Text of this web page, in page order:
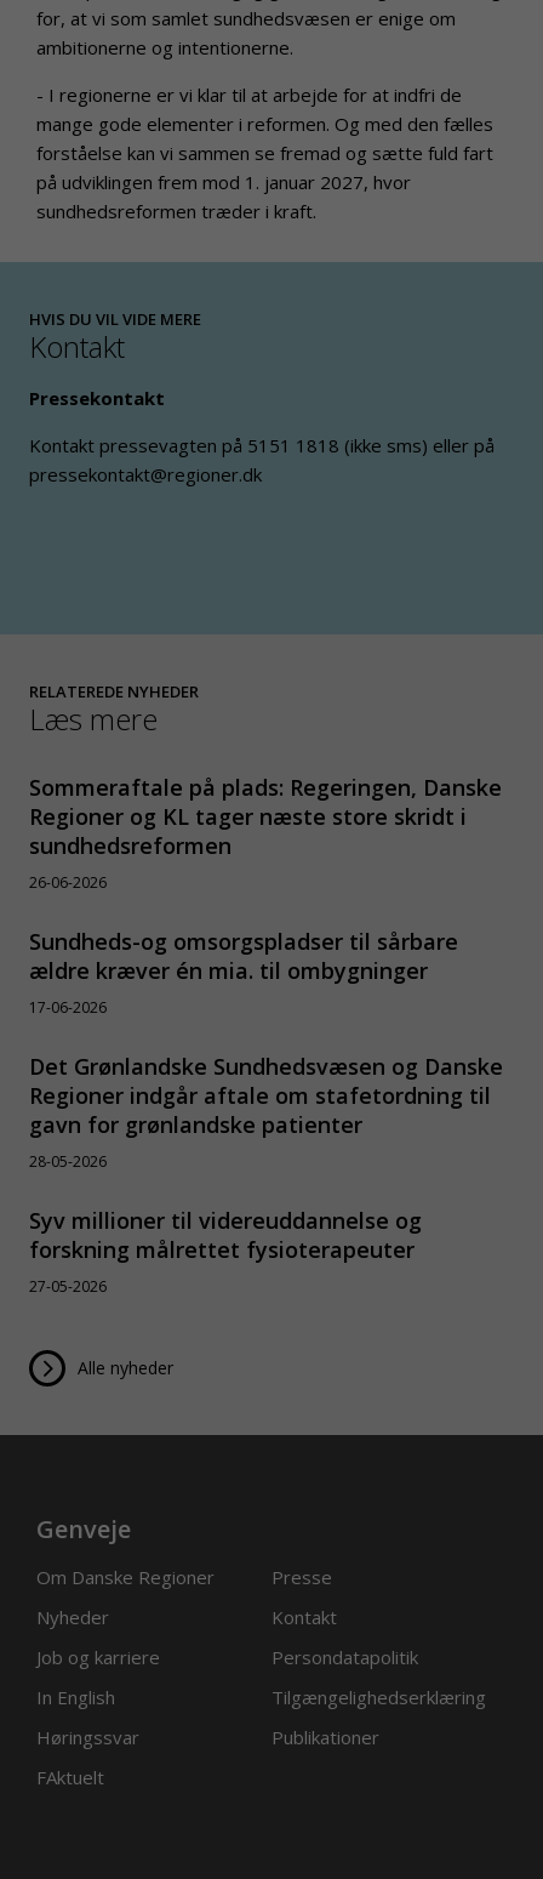
for, at vi som samlet sundhedsvæsen er enige om
ambitionerne og intentionerne.
- I regionerne er vi klar til at arbejde for at indfri de
mange gode elementer i reformen. Og med den fælles
forståelse kan vi sammen se fremad og sætte fuld fart
på udviklingen frem mod 1. januar 2027, hvor
sundhedsreformen træder i kraft.
HVIS DU VIL VIDE MERE
Kontakt
Pressekontakt
Kontakt pressevagten på 5151 1818 (ikke sms) eller på
pressekontakt@regioner.dk
RELATEREDE NYHEDER
Læs mere
Sommeraftale på plads: Regeringen, Danske
Regioner og KL tager næste store skridt i
sundhedsreformen
26-06-2026
Sundheds-og omsorgspladser til sårbare
ældre kræver én mia. til ombygninger
17-06-2026
Det Grønlandske Sundhedsvæsen og Danske
Regioner indgår aftale om stafetordning til
gavn for grønlandske patienter
28-05-2026
Syv millioner til videreuddannelse og
forskning målrettet fysioterapeuter
27-05-2026
Alle nyheder
Genveje
Om Danske Regioner
Presse
Nyheder
Kontakt
Job og karriere
Persondatapolitik
In English
Tilgængelighedserklæring
Høringssvar
Publikationer
FAktuelt